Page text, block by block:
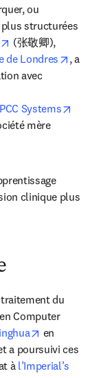
ou
structurées
opens in new tab/
(张敬卿),
de Londres
, a
avec
Systems
in new tab/window
mère
clinique plus
du
Computer
opens in
en
a poursuivi ces
à l’Imperial’s